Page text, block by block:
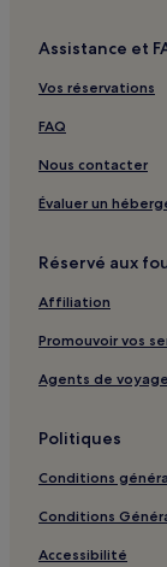
Neuholland :
Gare de
Schönefeld :
Dahlwitz : hôtels
Waldesruh :
Assistance et
Vos réservations
FAQ
Nous contacter
Évaluer un
Réservé aux
Affiliation
Promouvoir vos
Agents de
Politiques
Conditions
Conditions
Accessibilité